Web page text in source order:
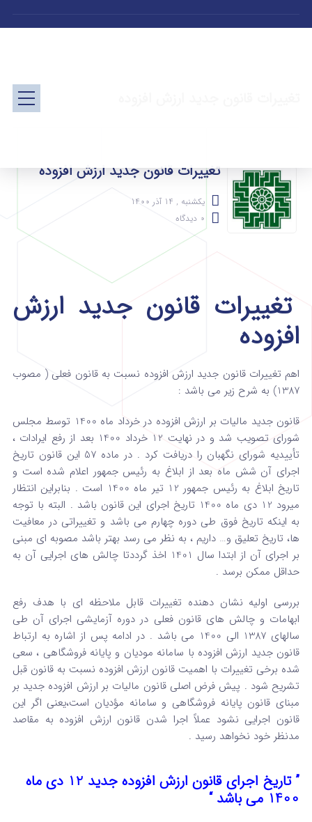
تغییرات قانون جدید ارزش افزوده
یکشنبه , 14 آذر 1400
0 دیدگاه
تغییرات قانون جدید ارزش
افزوده
اهم تغییرات قانون جدید ارزش افزوده نسبت به قانون فعلی ( مصوب
1387) به شرح زیر می باشد :
قانون جدید مالیات بر ارزش افزوده در خرداد ماه 1400 توسط مجلس
شورای تصویب شد و در نهایت 12 خرداد 1400 بعد از رفع ایرادات ،
تأییدیه شورای نگهبان را دریافت کرد . در ماده 57 این قانون تاریخ
اجرای آن شش ماه بعد از ابلاغ به رئیس جمهور اعلام شده است و
تاریخ ابلاغ به رئیس جمهور 12 تیر ماه 1400 است . بنابراین انتظار
میرود 12 دی ماه 1400 تاریخ اجرای این قانون باشد . البته با توجه
به اینکه تاریخ فوق طی دوره چهارم می باشد و تغییراتی در معافیت
ها، تاریخ تعلیق و… داریم ، به نظر می رسد بهتر باشد مصوبه ای مبنی
بر اجرای آن از ابتدا سال 1401 اخذ گرددتا چالش های اجرایی آن به
حداقل ممکن برسد .
بررسی اولیه نشان دهنده تغییرات قابل ملاحظه ای با هدف رفع
ابهامات و چالش های قانون فعلی در دوره آزمایشی اجرای آن طی
سالهای 1387 الی 1400 می باشد . در ادامه پس از اشاره به ارتباط
قانون جدید ارزش افزوده با سامانه مودیان و پایانه فروشگاهی ، سعی
شده برخی تغییرات با اهمیت قانون ارزش افزوده نسبت به قانون قبل
تشریح شود . پیش فرض اصلی قانون مالیات بر ارزش افزوده جدید بر
مبنای قانون پایانه فروشگاهی و سامانه مؤدیان است،یعنی اگر این
قانون اجرایی نشود عملاً اجرا شدن قانون ارزش افزوده به مقاصد
مدنظر خود نخواهد رسید .
” تاریخ اجرای قانون ارزش افزوده جدید 12 دی ماه
1400 می باشد “